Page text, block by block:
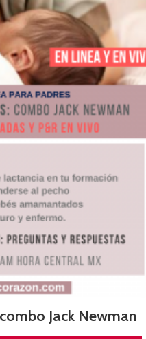
Jack Newman